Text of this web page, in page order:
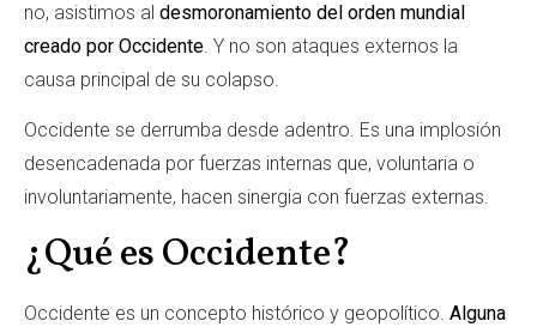
no, asistimos al desmoronamiento del orden mundial
creado por Occidente. Y no son ataques externos la
causa principal de su colapso.
Occidente se derrumba desde adentro. Es una implosión
desencadenada por fuerzas internas que, voluntaria o
involuntariamente, hacen sinergia con fuerzas externas.
¿Qué es Occidente?
Occidente es un concepto histórico y geopolítico. Alguna